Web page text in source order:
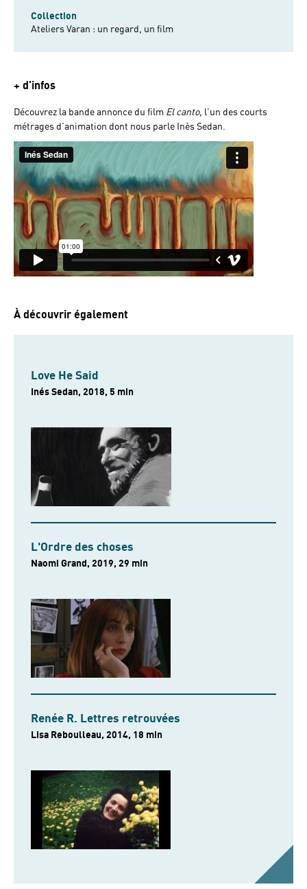
Collection
Ateliers Varan : un regard, un film
+ d'infos
Découvrez la bande annonce du film El canto, l'un des courts
métrages d'animation dont nous parle Inès Sedan.
À découvrir également
Love He Said
Inés Sedan, 2018, 5 min
L'Ordre des choses
Naomi Grand, 2019, 29 min
Renée R. Lettres retrouvées
Lisa Reboulleau, 2014, 18 min